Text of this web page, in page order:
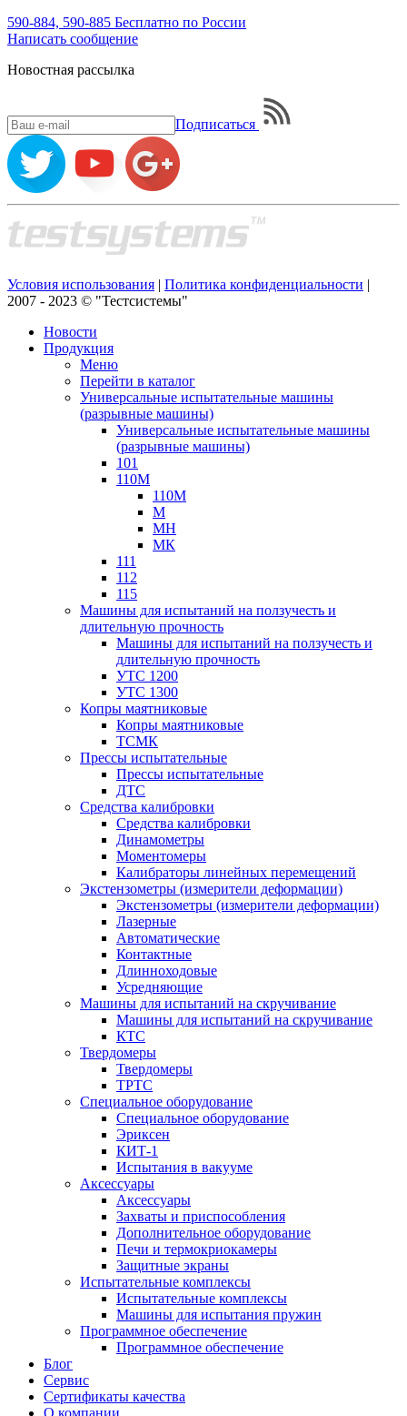
590-884, 590-885 Бесплатно по России
Написать сообщение
Новостная рассылка
Подписаться
Условия использования | Политика конфиденциальности |
2007 - 2023 © "Тестсистемы"
Новости
Продукция
Меню
Перейти в каталог
Универсальные испытательные машины
(разрывные машины)
Универсальные испытательные машины
(разрывные машины)
101
110М
110М
М
МН
МК
111
112
115
Машины для испытаний на ползучесть и
длительную прочность
Машины для испытаний на ползучесть и
длительную прочность
УТС 1200
УТС 1300
Копры маятниковые
Копры маятниковые
ТСМК
Прессы испытательные
Прессы испытательные
ДТС
Средства калибровки
Средства калибровки
Динамометры
Моментомеры
Калибраторы линейных перемещений
Экстензометры (измерители деформации)
Экстензометры (измерители деформации)
Лазерные
Автоматические
Контактные
Длинноходовые
Усредняющие
Машины для испытаний на скручивание
Машины для испытаний на скручивание
КТС
Твердомеры
Твердомеры
ТРТС
Специальное оборудование
Специальное оборудование
Эриксен
КИТ-1
Испытания в вакууме
Аксессуары
Аксессуары
Захваты и приспособления
Дополнительное оборудование
Печи и термокриокамеры
Защитные экраны
Испытательные комплексы
Испытательные комплексы
Машины для испытания пружин
Программное обеспечение
Программное обеспечение
Блог
Сервис
Сертификаты качества
О компании